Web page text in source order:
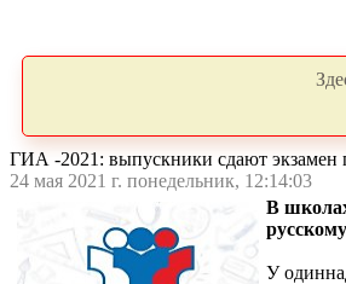
ГИА -2021: выпускники сдают экзамен
24 мая 2021 г. понедельник, 12:14:03
В
У